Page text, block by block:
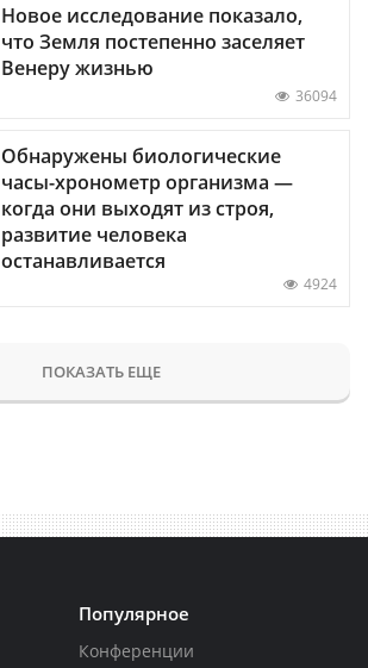
Новое исследование показало,
что Земля постепенно заселяет
Венеру жизнью
36094
Обнаружены биологические
часы-хронометр организма —
когда они выходят из строя,
развитие человека
останавливается
4924
ПОКАЗАТЬ ЕЩЕ
Популярное
Конференции